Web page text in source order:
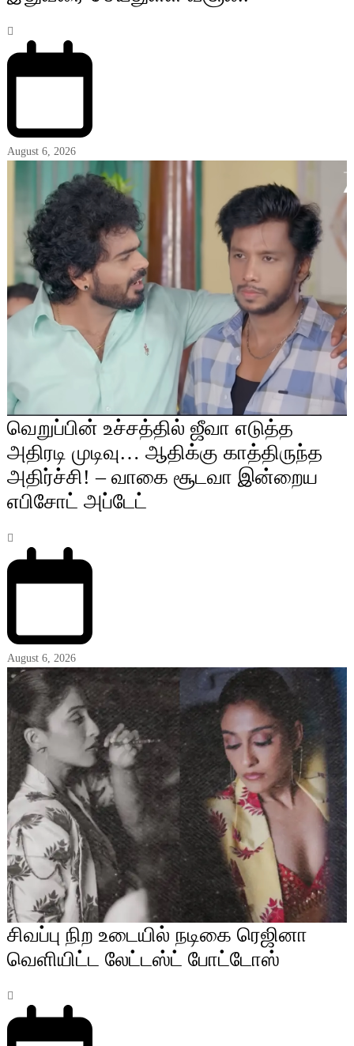
August 6, 2026
வெறுப்பின் உச்சத்தில் ஜீவா எடுத்த
அதிரடி முடிவு… ஆதிக்கு காத்திருந்த
அதிர்ச்சி! – வாகை சூடவா இன்றைய
எபிசோட் அப்டேட்
August 6, 2026
சிவப்பு நிற உடையில் நடிகை ரெஜினா
வெளியிட்ட லேட்டஸ்ட் போட்டோஸ்